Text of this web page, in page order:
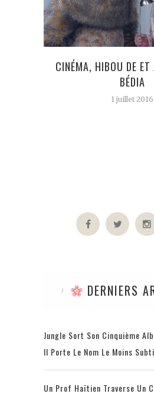
CINÉMA, HIBOU DE ET
BÉDIA
1 juillet 2016
DERNIERS
Jungle Sort Son Cinquième
Il Porte Le Nom Le Moins
Un Prof Haïtien Traverse Un